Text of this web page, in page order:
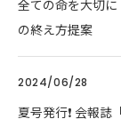
全ての命を大切
の終え方提案
2024/06/28
夏号発行❗️ 会報誌